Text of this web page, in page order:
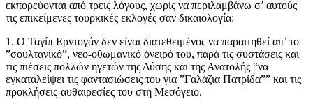
εκπορεύονται από τρεις λόγους, χωρίς να περιλαμβάνω σ’ αυτούς
τις επικείμενες τουρκικές εκλογές σαν δικαιολογία:
1. Ο Ταγίπ Ερντογάν δεν είναι διατεθειμένος να παραιτηθεί απ’ το
”σουλτανικό”, νεο-οθωμανικό όνειρό του, παρά τις συστάσεις και
τις πιέσεις πολλών ηγετών της Δύσης και της Ανατολής ‟να
εγκαταλείψει τις φαντασιώσεις του για ”Γαλάζια Πατρίδα”” και τις
προκλήσεις-αυθαιρεσίες του στη Μεσόγειο.